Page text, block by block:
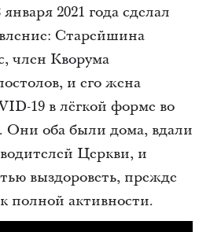
2021 года сделал
Старейшина
член Кворума
и его жена
19 в лёгкой форме во
Они оба были дома, вдали
Церкви, и
выздороветь, прежде
полной активности.